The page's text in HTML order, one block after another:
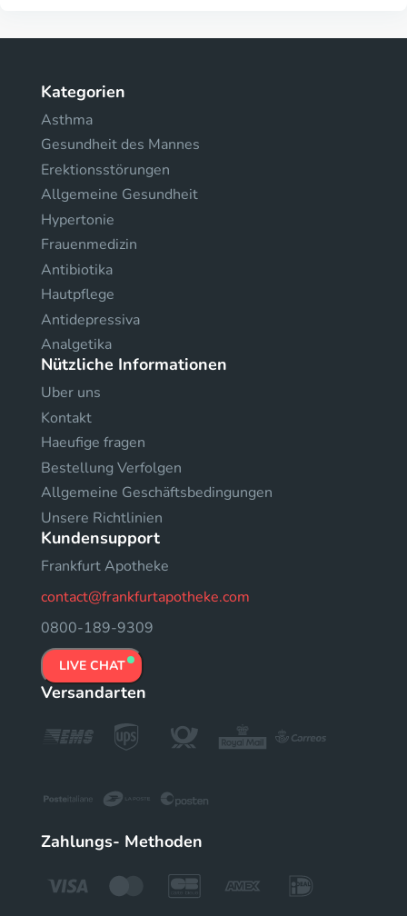
Kategorien
Asthma
Gesundheit des Mannes
Erektionsstörungen
Allgemeine Gesundheit
Hypertonie
Frauenmedizin
Antibiotika
Hautpflege
Antidepressiva
Analgetika
Nützliche Informationen
Uber uns
Kontakt
Haeufige fragen
Bestellung Verfolgen
Allgemeine Geschäftsbedingungen
Unsere Richtlinien
Kundensupport
Frankfurt Apotheke
contact@frankfurtapotheke.com
0800-189-9309
LIVE CHAT
Versandarten
Zahlungs- Methoden